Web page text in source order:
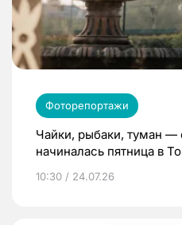
Фоторепортажи
Чайки, рыбаки, туман —
начиналась пятница в
10:30 / 24.07.26